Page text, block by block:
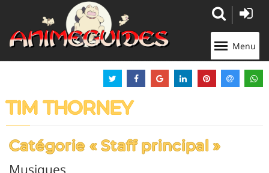
Menu
TIM THORNEY
Catégorie « Staff principal »
Musiques
Panneau de gestion des cookies